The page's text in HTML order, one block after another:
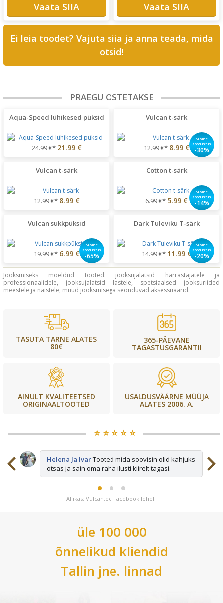
Vaata SIIA Vaata SIIA
Ei leia toodet? Vajuta siia ja anna teada, mida
otsid!
PRAEGU OSTETAKSE
Aqua-Speed lühikesed püksid
24.99€* 21.99 €
Vulcan t-särk
Suvine
soodustus
-30%
12.99€* 8.99 €
Vulcan t-särk
12.99€* 8.99 €
Cotton t-särk
Suvine
soodustus
-14%
6.99€* 5.99 €
Vulcan sukkpüksid
Suvine
soodustus
-65%
19.99€* 6.99 €
Dark Tuleviku T-särk
Suvine
soodustus
-20%
14.99€* 11.99 €
Jooksmiseks mõeldud tooted: jooksujalatsid harrastajatele ja
professionaalidele, jooksujalatsid lastele, spetsiaalsed jooksuriided
meestele ja naistele, muud jooksmisega seonduvad aksessuaarid.
TASUTA TARNE ALATES
80€
365-PÄEVANE
TAGASTUSGARANTII
AINULT KVALITEETSED
ORIGINAALTOOTED
USALDUSVÄÄRNE MÜÜJA
ALATES 2006. A.
⭐️ ⭐️ ⭐️ ⭐️ ⭐️
Helena Ja IvarTooted mida soovisin olid kahjuks
otsas ja sain oma raha ilusti kiirelt tagasi.
Allikas: Vulcan.ee Facebook lehel
üle 100 000
õnnelikud kliendid
Tallin jne. linnad